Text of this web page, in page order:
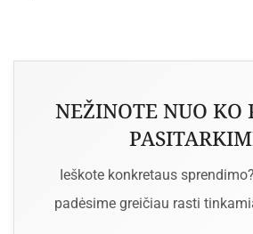
NEŽINOTE NUO KO
Ieškote konkretaus
padėsime greičiau rasti